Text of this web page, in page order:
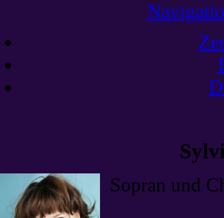
Sopran und